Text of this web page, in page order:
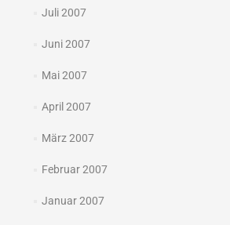
Juli 2007
Juni 2007
Mai 2007
April 2007
März 2007
Februar 2007
Januar 2007